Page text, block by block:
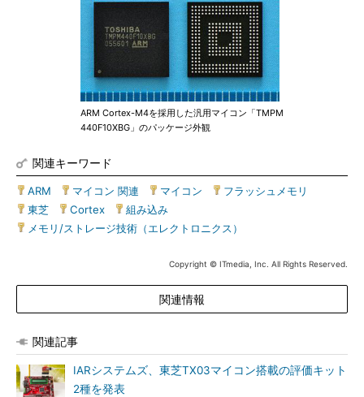
ARM Cortex-M4を採用した汎用マイコン「TMPM
440F10XBG」のパッケージ外観
関連キーワード
ARM マイコン 関連 マイコン フラッシュメモリ
東芝
Cortex 組み込み
メモリ/ストレージ技術（エレクトロニクス）
Copyright © ITmedia, Inc. All Rights Reserved.
関連情報
関連記事
IARシステムズ、東芝TX03マイコン搭載の評価キット
2種を発表